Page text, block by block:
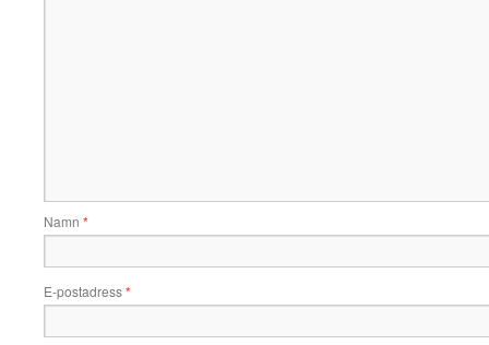
Namn *
E-postadress*